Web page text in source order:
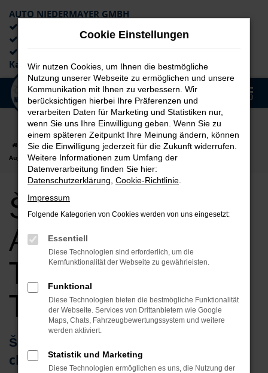
Zum
Hauptinhalt
springen
AUTO NIEDERMAYER GMBH
Lieferung an die Haustür
Kaufabwicklung
MENÜ
Startseite Augsburg Škoda Škoda Fabia
Škoda Fabia für
Augsburg Tageszulassung Top Angebote
Škoda Fabia für
Augsburg
Tageszulassung
Top Angebote
Škoda Fabia Tageszulassung – die
clevere Alternative für Augsburg
Cookie Einstellungen
Wir nutzen Cookies, um Ihnen die bestmögliche
Nutzung unserer Webseite zu ermöglichen und unsere
Kommunikation mit Ihnen zu verbessern. Wir
berücksichtigen hierbei Ihre Präferenzen und
verarbeiten Daten für Marketing und Statistiken nur,
wenn Sie uns Ihre Einwilligung geben. Wenn Sie zu
einem späteren Zeitpunkt Ihre Meinung ändern, können
Sie die Einwilligung jederzeit für die Zukunft widerrufen.
Weitere Informationen zum Umfang der
Datenverarbeitung finden Sie hier:
Datenschutzerklärung Cookie-Richtlinie
Impressum
Folgende Kategorien von Cookies werden von uns eingesetzt:
Essentiell
Diese Technologien sind erforderlich, um die
Kernfunktionalität der Webseite zu gewährleisten.
Funktional
Diese Technologien bieten die bestmögliche Funktionalität
der Webseite. Services von Drittanbietern wie Google
Maps, Chats, Fahrzeugbewertungssystem und weitere
werden aktiviert.
Statistik und Marketing
Diese Technologien ermöglichen es uns, die Nutzung der